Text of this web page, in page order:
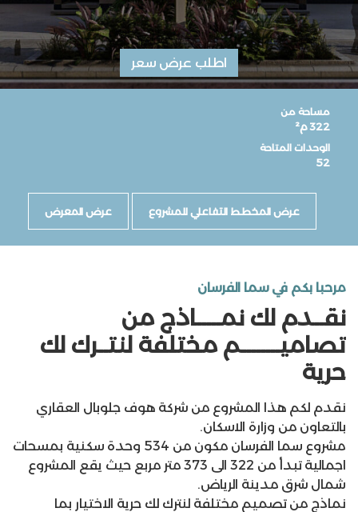
اطلب عرض سعر
مساحة من
322 م²
الوحدات المتاحة
52
عرض المعرض عرض المخطط التفاعلي للمشروع
مرحبا بكم في سما الفرسان
نقــدم لك نمـــــاذج من
تصاميــــــــم مختلفة لنتــرك لك
حرية
نقدم لكم هذا المشروع من شركة هوف جلوبال العقاري
بالتعاون من وزارة الاسكان.
مشروع سما الفرسان مكون من 534 وحدة سكنية بمسحات
اجمالية تبدأ من 322 الى 373 متر مربع حيث يقع المشروع
شمال شرق مدينة الرياض.
نماذج من تصميم مختلفة لنترك لك حرية الاختيار بما